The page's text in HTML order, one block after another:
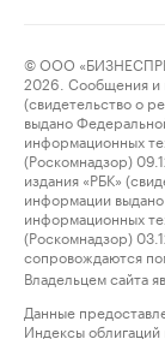
© ООО
2026. Сообщения и
(свидетельство о
выдано
информационных
(Роскомнадзор)
издания «РБК»
информации
информационных
(Роскомнадзор)
сопровождаются
Владельцем сайта
Данные
Индексы